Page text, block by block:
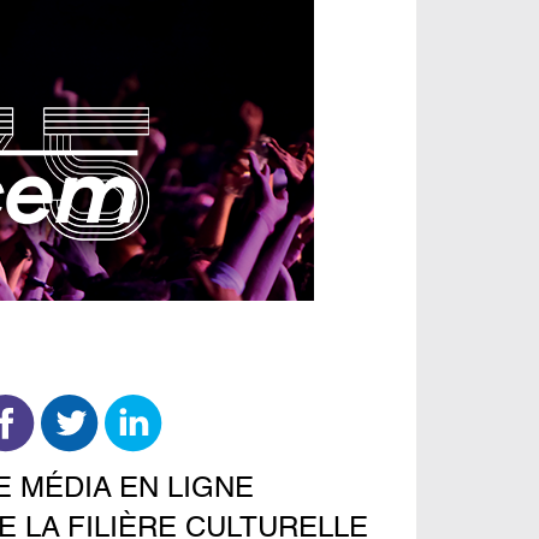
MÉDIA EN LIGNE
LA FILIÈRE CULTURELLE